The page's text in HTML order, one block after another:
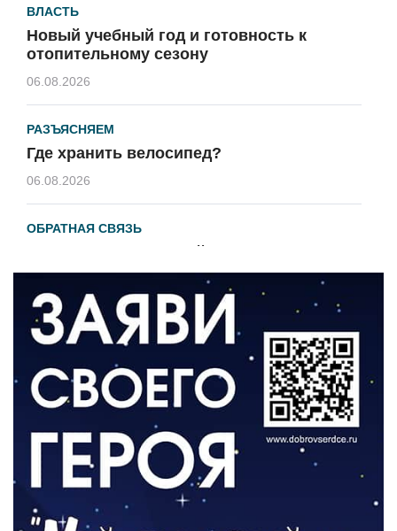
ВЛАСТЬ
Новый учебный год и готовность к
отопительному сезону
06.08.2026
РАЗЪЯСНЯЕМ
Где хранить велосипед?
06.08.2026
ОБРАТНАЯ СВЯЗЬ
Администрация онлайн
ВЛАСТЬ
День памяти и «Симфония народов»
06.08.2026
Новый настил на экотропе
05.08.2026